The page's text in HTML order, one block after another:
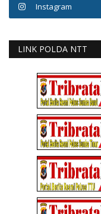
Instagram
LINK POLDA NTT